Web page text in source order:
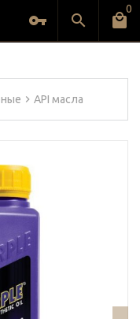
0
API масла